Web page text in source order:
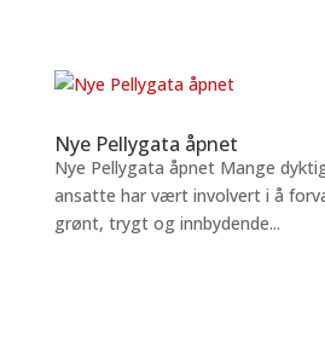
Nye Pellygata åpnet
Nye Pellygata åpnet Mange
ansatte har vært involvert i å
grønt, trygt og innbydende...